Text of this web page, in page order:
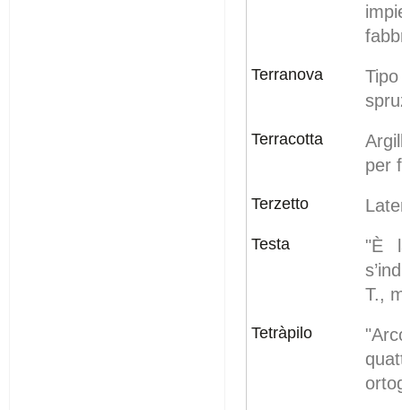
Terranova
Terracotta
per
Terzetto
Testa
"È
T.,
Tetràpilo